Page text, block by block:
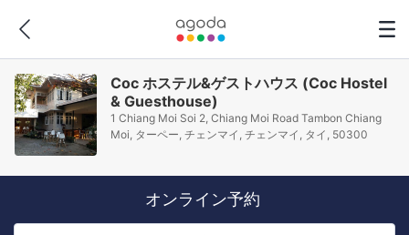
Coc ホステル&ゲストハウス (Coc Hostel
& Guesthouse)
1 Chiang Moi Soi 2, Chiang Moi Road Tambon Chiang
Moi, ターペー, チェンマイ, チェンマイ, タイ, 50300
オンライン予約